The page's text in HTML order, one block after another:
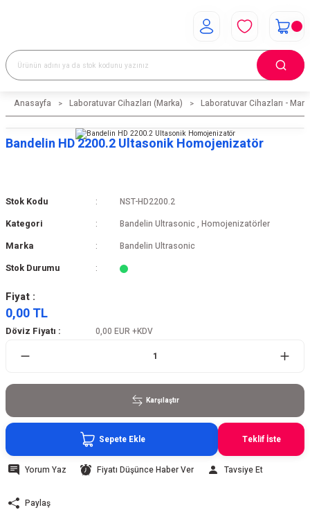
Anasayfa Laboratuvar Cihazları (Marka) Laboratuvar Cihazları -
Bandelin HD 2200.2 Ultasonik Homojenizatör
Stok Kodu NST-HD2200.2
Kategori Bandelin Ultrasonic , Homojenizatörler
Marka Bandelin Ultrasonic
Stok Durumu
Fiyat :
0,00 TL
Döviz Fiyatı : 0,00 EUR +KDV
Karşılaştır
Sepete Ekle Teklif İste
Yorum Yaz Fiyatı Düşünce Haber Ver Tavsiye Et
Paylaş